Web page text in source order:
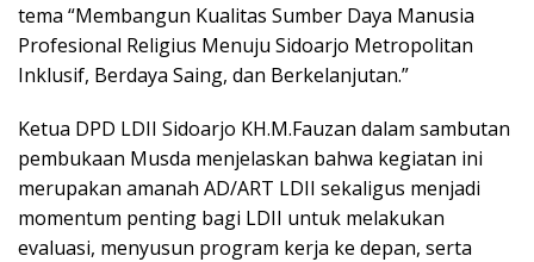
tema “Membangun Kualitas Sumber Daya Manusia
Profesional Religius Menuju Sidoarjo Metropolitan
Inklusif, Berdaya Saing, dan Berkelanjutan.”
Ketua DPD LDII Sidoarjo KH.M.Fauzan dalam sambutan
pembukaan Musda menjelaskan bahwa kegiatan ini
merupakan amanah AD/ART LDII sekaligus menjadi
momentum penting bagi LDII untuk melakukan
evaluasi, menyusun program kerja ke depan, serta